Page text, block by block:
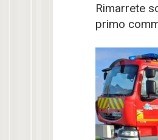
Rimarrete
primo